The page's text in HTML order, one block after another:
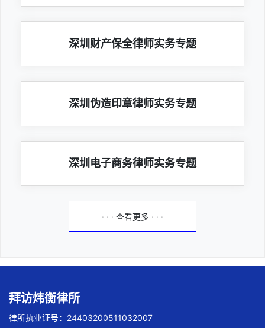
深圳财产保全律师实务专题
深圳伪造印章律师实务专题
深圳电子商务律师实务专题
· · · 查看更多 · · ·
拜访炜衡律所
律所执业证号：24403200511032007